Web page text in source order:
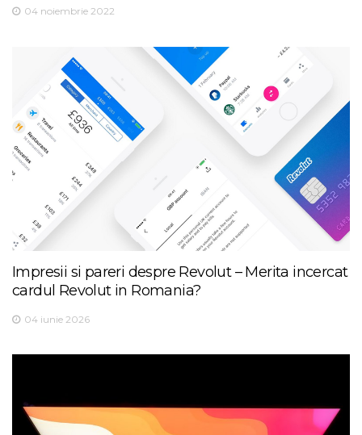
04 noiembrie 2022
Impresii si pareri despre Revolut – Merita incercat
cardul Revolut in Romania?
04 iunie 2026